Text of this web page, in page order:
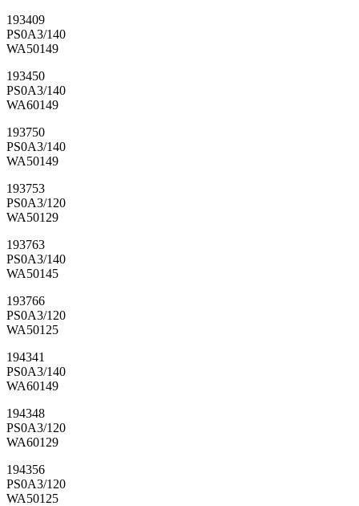
193409
PS0A3/140
WA50149
193450
PS0A3/140
WA60149
193750
PS0A3/140
WA50149
193753
PS0A3/120
WA50129
193763
PS0A3/140
WA50145
193766
PS0A3/120
WA50125
194341
PS0A3/140
WA60149
194348
PS0A3/120
WA60129
194356
PS0A3/120
WA50125